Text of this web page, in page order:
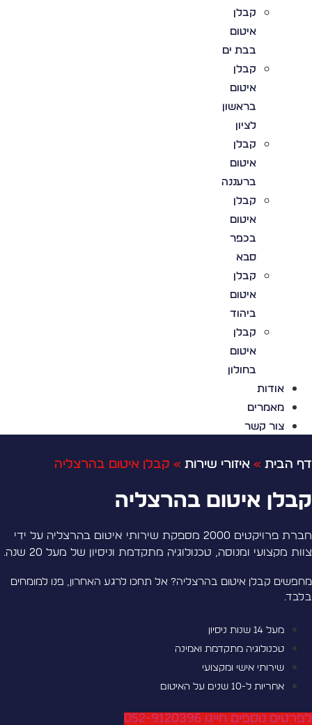
קבלן
איטום
בבת ים
קבלן
איטום
בראשון
לציון
קבלן
איטום
ברעננה
קבלן
איטום
בכפר
סבא
קבלן
איטום
ביהוד
קבלן
איטום
בחולון
אודות
מאמרים
צור קשר
הבית» איזורי שירות» קבלן איטום בהרצליה
איטום בהרצליה
חברת פרויקטים 2000 מספקת שירותי איטום בהרצליה על ידי
מקצועי ומנוסה, טכנולוגיה מתקדמת וניסיון של מעל 20 שנה.
קבלן איטום בהרצליה? אל תחכו לרגע האחרון, פנו למומחים
מעל 14 שנות ניסיון
טכנולוגיה מתקדמת ואמינה
שירותי אישי ומקצועי
אחריות ל-10 שנים על האיטום
נוספים חייגו 052-9120396